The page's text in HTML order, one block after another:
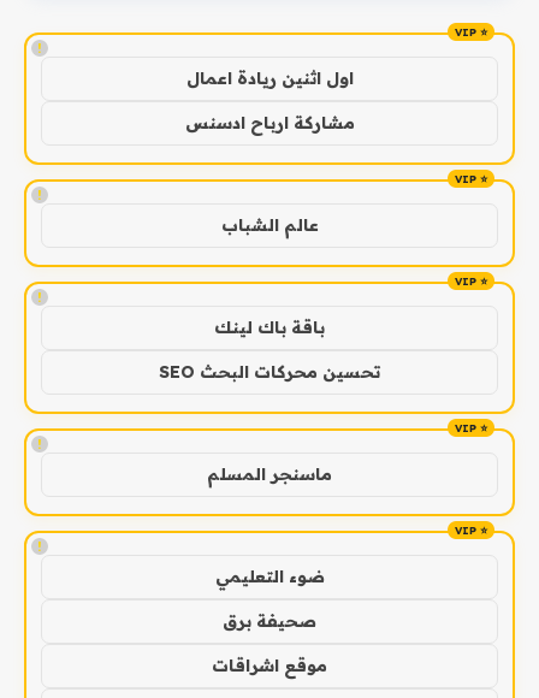
!
اول اثنين ريادة اعمال
مشاركة ارباح ادسنس
!
عالم الشباب
!
باقة باك لينك
تحسين محركات البحث SEO
!
ماسنجر المسلم
!
ضوء التعليمي
صحيفة برق
موقع اشراقات